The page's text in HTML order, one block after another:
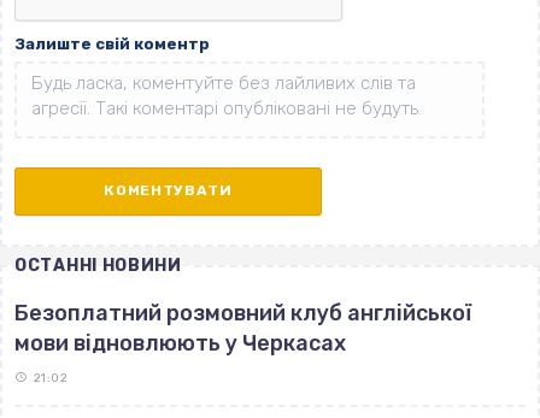
Залиште свій коментр
ОСТАННІ НОВИНИ
Безоплатний розмовний клуб англійської
мови відновлюють у Черкасах
21:02